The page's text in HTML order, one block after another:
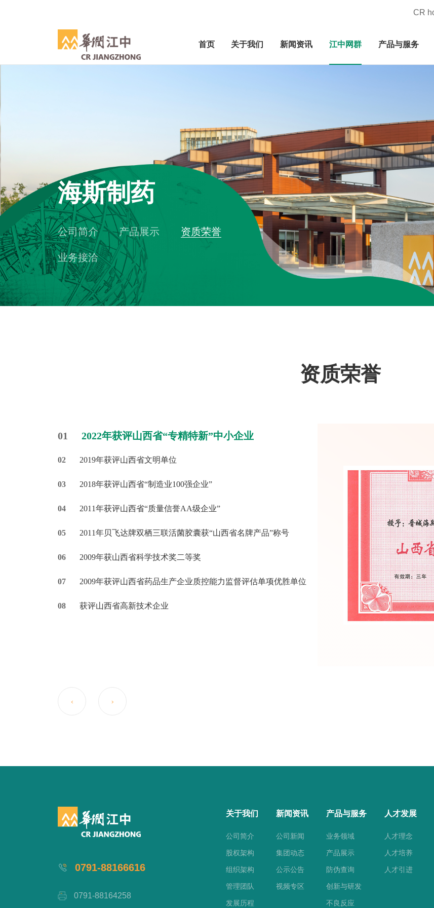
CR
首页 关于我们 新闻资讯 江中网群 产品与服务
海斯制药
公司简介 产品展示 资质荣誉
业务接洽
资质荣誉
01 2022年获评山西省“专精特新”中小企业
02 2019年获评山西省文明单位
03 2018年获评山西省“制造业100强企业”
04 2011年获评山西省“质量信誉AA级企业”
05 2011年贝飞达牌双栖三联活菌胶囊获“山西省名牌产品”称号
06 2009年获山西省科学技术奖二等奖
07 2009年获评山西省药品生产企业质控能力监督评估单项优胜单位
08 获评山西省高新技术企业
0791-88166616
0791-88164258
关于我们
公司简介
股权架构
组织架构
管理团队
发展历程
新闻资讯
公司新闻
集团动态
公示公告
视频专区
产品与服务
业务领域
产品展示
防伪查询
创新与研发
不良反应
人才发展
人才理念
人才培养
人才引进